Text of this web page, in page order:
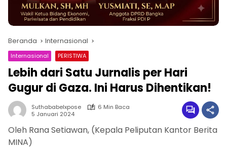
Beranda Internasional
Internasional PERISTIWA
Lebih dari Satu Jurnalis per Hari
Gugur di Gaza. Ini Harus Dihentikan!
Suthababelxpose
6 Min Baca
5 Januari 2024
Oleh Rana Setiawan, (Kepala Peliputan Kantor Berita
MINA)